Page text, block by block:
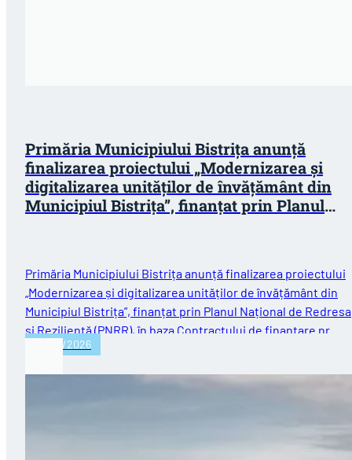
Primăria Municipiului Bistrița anunță
finalizarea proiectului „Modernizarea și
digitalizarea unităților de învățământ din
Municipiul Bistrița”, finanțat prin Planul
Primăria Municipiului Bistrița anunță finalizarea proiectului
„Modernizarea și digitalizarea unităților de învățământ din
Municipiul Bistrița”, finanțat prin Planul Național de
și Reziliență (PNRR), în baza Contractului de finanțare nr.…
30/07/2026